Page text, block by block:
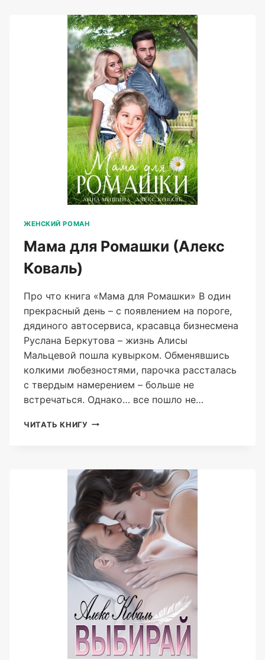
КОВАЛЬ)
ЖЕНСКИЙ РОМАН
Мама для Ромашки (Алекс
Коваль)
Про что книга «Мама для Ромашки» В один
прекрасный день – с появлением на пороге,
дядиного автосервиса, красавца бизнесмена
Руслана Беркутова – жизнь Алисы
Мальцевой пошла кувырком. Обменявшись
колкими любезностями, парочка рассталась
с твердым намерением – больше не
встречаться. Однако… все пошло не…
ЧИТАТЬ КНИГУ МАМА
КОВАЛЬ)